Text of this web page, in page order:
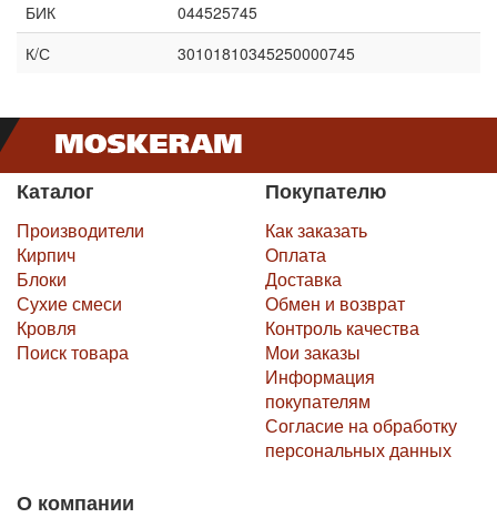
БИК
044525745
К/С
30101810345250000745
Каталог
Производители
Кирпич
Блоки
Сухие смеси
Кровля
Поиск товара
Покупателю
Как заказать
Оплата
Доставка
Обмен и возврат
Контроль качества
Мои заказы
Информация
покупателям
Согласие на обработку
персональных данных
О компании